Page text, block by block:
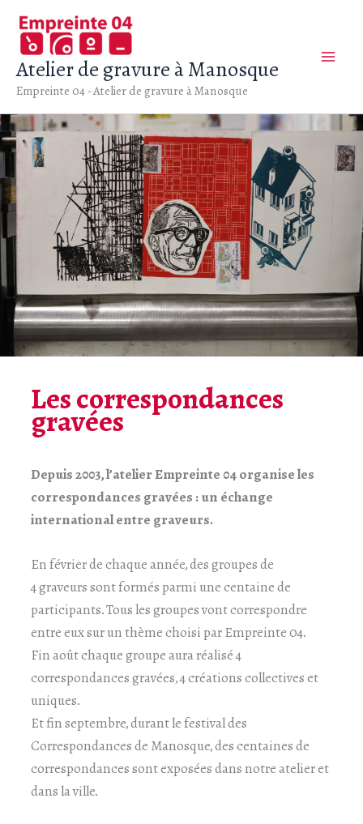
Aller
contenu
Atelier de gravure à Manosque
Empreinte 04 - Atelier de gravure à Manosque
Les correspondances
gravées
Depuis 2003, l’atelier Empreinte 04 organise les
correspondances gravées : un échange
international entre graveurs.
En février de chaque année, des groupes de
4 graveurs sont formés parmi une centaine de
participants. Tous les groupes vont correspondre
entre eux sur un thème choisi par Empreinte 04.
Fin août chaque groupe aura réalisé 4
correspondances gravées, 4 créations collectives et
uniques.
Et fin septembre, durant le festival des
Correspondances de Manosque, des centaines de
correspondances sont exposées dans notre atelier et
dans la ville.